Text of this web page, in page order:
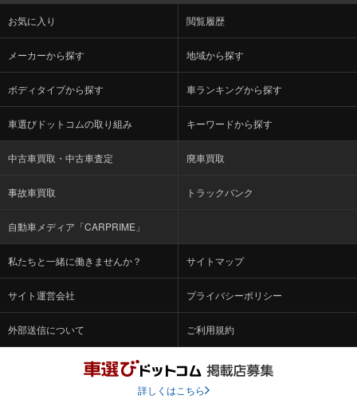
お気に入り 閲覧履歴
メーカーから探す 地域から探す
ボディタイプから探す 車ランキングから探す
車選びドットコムの取り組み キーワードから探す
中古車買取・中古車査定 廃車買取
事故車買取 トラックバンク
自動車メディア「CARPRIME」
私たちと一緒に働きませんか？ サイトマップ
サイト運営会社 プライバシーポリシー
外部送信について ご利用規約
詳しくはこちら